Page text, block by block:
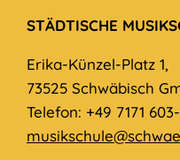
STÄDTISCHE
Erika-Künzel-Platz 1,
73525 Schwäbisch
Telefon: +49 7171